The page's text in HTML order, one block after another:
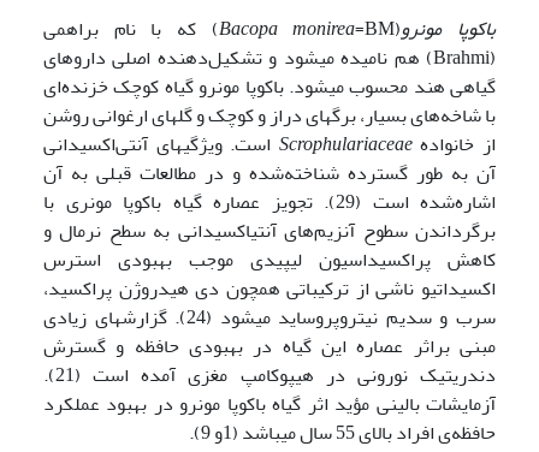
باکوپا مونرو­(
Bacopa monirea=BM) که با نام براهمی
(Brahmi) هم نامیده می­شود و تشکیل‌دهنده اصلی داروهای
گیاهی هند محسوب می­شود. باکوپا مونرو گیاه کوچک خزنده‌ای
با شاخه‌های بسیار، برگهای دراز و کوچک و گلهای ارغوانی روشن
از خانوادهScrophulariaceae است. ویژگی­های آنتی‌اکسیدانی
آن به طور گسترده شناخته‌شده و در مطالعات قبلی به آن
اشاره‌شده است (29). تجویز عصاره گیاه باکوپا مونری با
برگرداندن سطوح آنزیم‌های آنتی­اکسیدانی به سطح نرمال و
کاهش پراکسیداسیون لیپیدی موجب بهبودی استرس
اکسیداتیو ناشی از ترکیباتی همچون دی هیدروژن پراکسید،
سرب و سدیم نیتروپروساید می­شود (24). گزارش­های زیادی
مبنی براثر عصاره این گیاه در بهبودی حافظه و گسترش
دندریتیک نورونی در هیپوکامپ مغزی آمده است (21).
آزمایشات بالینی مؤید اثر گیاه باکوپا مونرو در بهبود عملکرد
حافظه‌ی افراد بالای 55 سال می­باشد (1و 9).